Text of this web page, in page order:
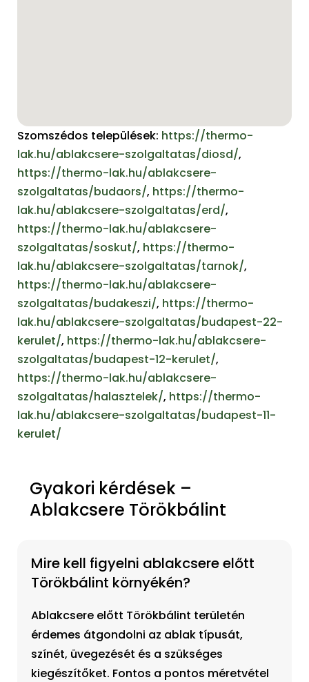
Szomszédos települések: https://thermo-
lak.hu/ablakcsere-szolgaltatas/diosd/,
https://thermo-lak.hu/ablakcsere-
szolgaltatas/budaors/, https://thermo-
lak.hu/ablakcsere-szolgaltatas/erd/,
https://thermo-lak.hu/ablakcsere-
szolgaltatas/soskut/, https://thermo-
lak.hu/ablakcsere-szolgaltatas/tarnok/,
https://thermo-lak.hu/ablakcsere-
szolgaltatas/budakeszi/, https://thermo-
lak.hu/ablakcsere-szolgaltatas/budapest-22-
kerulet/, https://thermo-lak.hu/ablakcsere-
szolgaltatas/budapest-12-kerulet/,
https://thermo-lak.hu/ablakcsere-
szolgaltatas/halasztelek/, https://thermo-
lak.hu/ablakcsere-szolgaltatas/budapest-11-
kerulet/
Gyakori kérdések –
Ablakcsere Törökbálint
Mire kell figyelni ablakcsere előtt
Törökbálint környékén?
Ablakcsere előtt Törökbálint területén
érdemes átgondolni az ablak típusát,
színét, üvegezését és a szükséges
kiegészítőket. Fontos a pontos méretvétel